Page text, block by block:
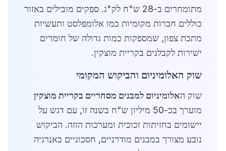
מתומחרים ב-28 ש"ח לק"ג. ספקים מובילים באזור
כוללים חברות מקומיות כמו אלומפלסט ותעשיות
מתכת צפון, שמספקות כמות גדולה של חומרים
ישירות לקבלנים בקריית מוצקין.
שוק האלומיניום והביקוש המקומי
שוק האלומיניום למבנים מסחריים בקריית מוצקין
מוערך בכ-50 מיליון ש"ח בשנה זו, עם דגש על
יישומים בחזיתות זכוכית ומערכות הזזה. הביקוש
נובע מצורך במבנים מודרניים, חסכוניים באנרגיה